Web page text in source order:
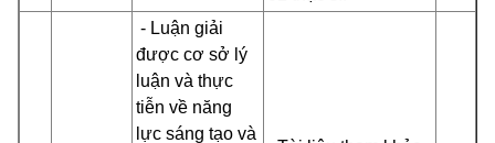
- Luận giải
được cơ sở lý
luận và thực
tiễn về năng
lực sáng tạo và